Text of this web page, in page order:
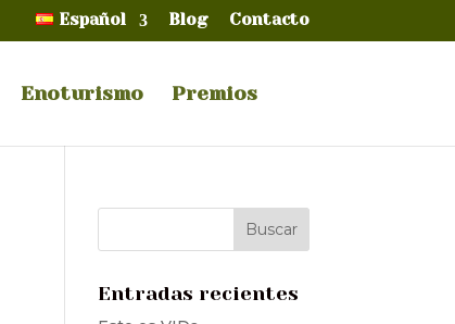
Español Blog Contacto
Enoturismo Premios
Entradas recientes